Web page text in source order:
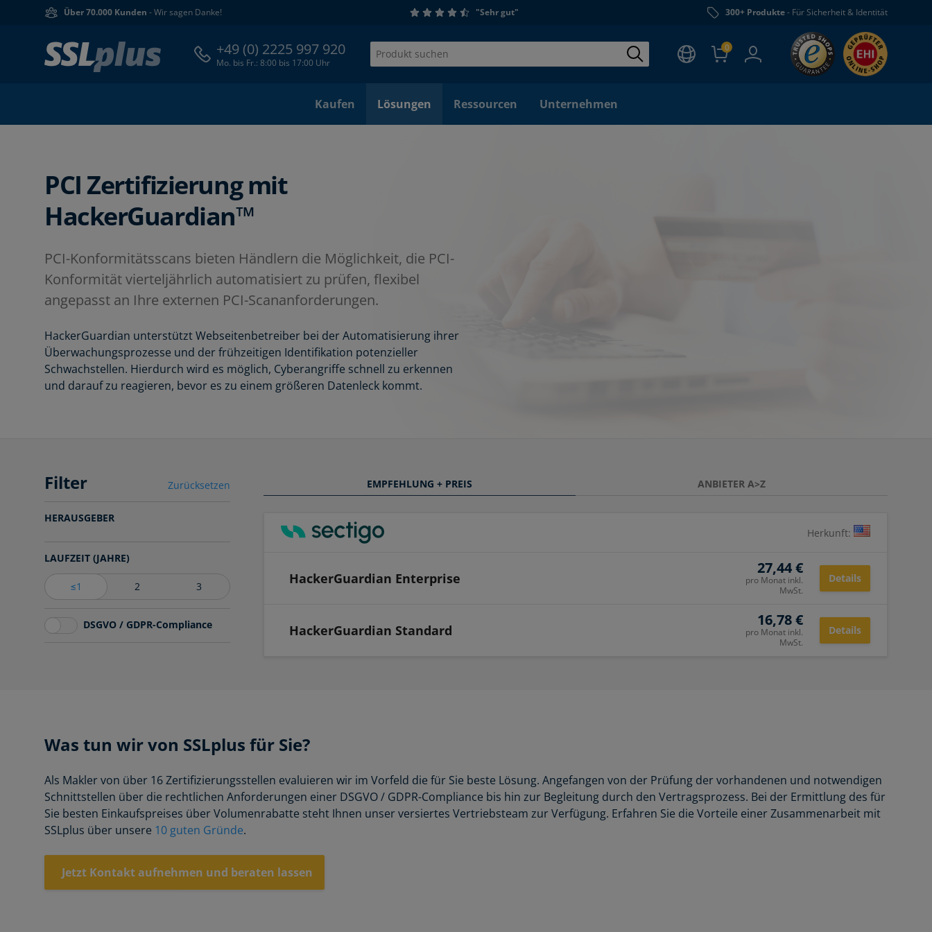
Über 70.000 Kunden - Wir sagen Danke! "Sehr gut" 300+ Produkte- Für Sicherheit & Identität
+49 (0) 2225 997 920
Mo. bis Fr.: 8:00 bis 17:00 Uhr
0
Kaufen Lösungen Ressourcen Unternehmen
PCI Zertifizierung mit
HackerGuardian™
PCI-Konformitätsscans bieten Händlern die Möglichkeit, die PCI-
Konformität vierteljährlich automatisiert zu prüfen, flexibel
angepasst an Ihre externen PCI-Scananforderungen.
HackerGuardian unterstützt Webseitenbetreiber bei der Automatisierung ihrer
Überwachungsprozesse und der frühzeitigen Identifikation potenzieller
Schwachstellen. Hierdurch wird es möglich, Cyberangriffe schnell zu erkennen
und darauf zu reagieren, bevor es zu einem größeren Datenleck kommt.
Filter Zurücksetzen
HERAUSGEBER
LAUFZEIT (JAHRE)
≤1 2 3
DSGVO / GDPR-Compliance
EMPFEHLUNG + PREIS ANBIETER A>Z
Herkunft:
HackerGuardian Enterprise
27,44 €
pro Monat inkl.
MwSt.
Details
HackerGuardian Standard
16,78 €
pro Monat inkl.
MwSt.
Details
Was tun wir von SSLplus für Sie?
Als Makler von über 16 Zertifizierungsstellen evaluieren wir im Vorfeld die für Sie beste Lösung. Angefangen von der Prüfung der vorhandenen und notwendigen
Schnittstellen über die rechtlichen Anforderungen einer DSGVO / GDPR-Compliance bis hin zur Begleitung durch den Vertragsprozess. Bei der Ermittlung des für
Sie besten Einkaufspreises über Volumenrabatte steht Ihnen unser versiertes Vertriebsteam zur Verfügung. Erfahren Sie die Vorteile einer Zusammenarbeit mit
SSLplus über unsere 10 guten Gründe.
Jetzt Kontakt aufnehmen und beraten lassen